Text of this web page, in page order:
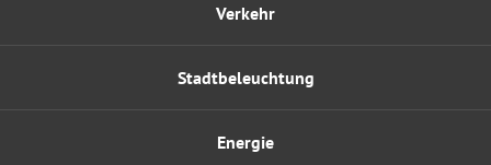
Energie
Verkehr
Stadtbeleuchtung